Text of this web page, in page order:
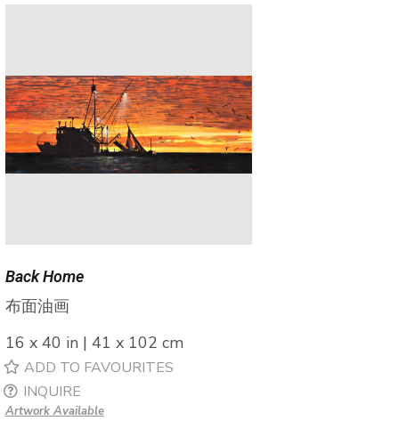
Back Home
布面油画
16 x 40 in | 41 x 102 cm
ADD TO FAVOURITES
INQUIRE
Artwork Available